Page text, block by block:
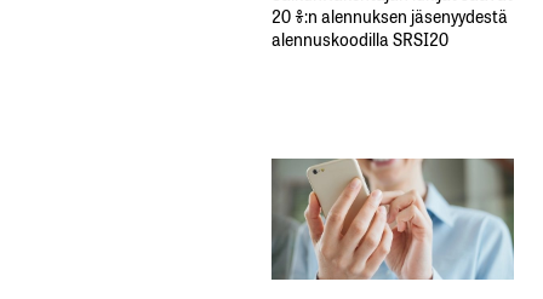
20 %:n alennuksen jäsenyydestä
alennuskoodilla SRSI20